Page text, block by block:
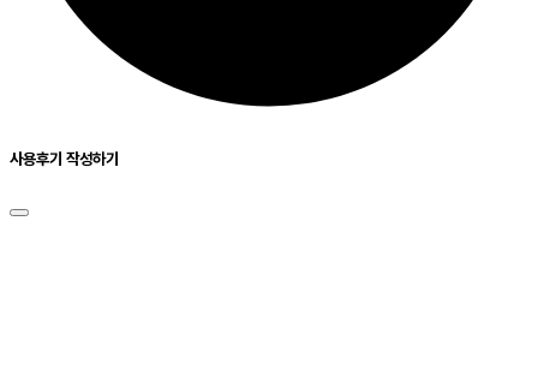
사용후기 작성하기